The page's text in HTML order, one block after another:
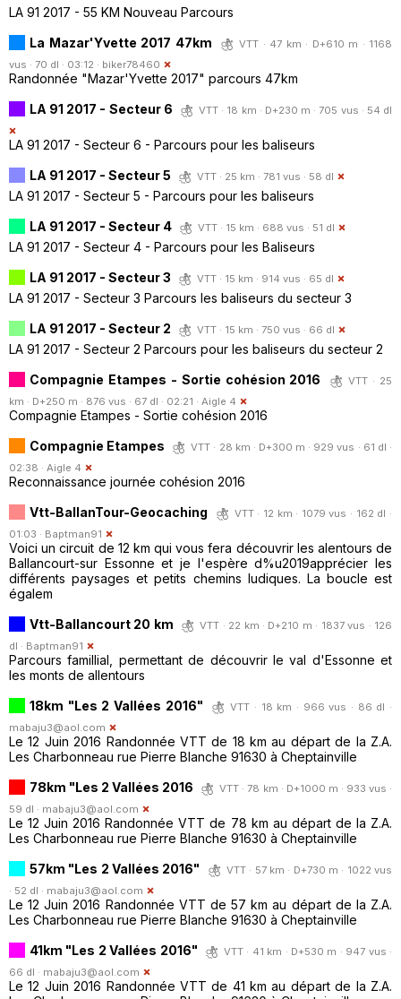
LA 91 2017 - 55 KM Nouveau Parcours
La Mazar'Yvette 2017 47km
VTT · 47 km · D+610 m · 1168
vus · 70 dl · 03:12 · biker78460
Randonnée "Mazar'Yvette 2017" parcours 47km
LA 91 2017 - Secteur 6
VTT · 18 km · D+230 m · 705 vus · 54 dl
LA 91 2017 - Secteur 6 - Parcours pour les baliseurs
LA 91 2017 - Secteur 5
VTT · 25 km · 781 vus · 58 dl
LA 91 2017 - Secteur 5 - Parcours pour les baliseurs
LA 91 2017 - Secteur 4
VTT · 15 km · 688 vus · 51 dl
LA 91 2017 - Secteur 4 - Parcours pour les Baliseurs
LA 91 2017 - Secteur 3
VTT · 15 km · 914 vus · 65 dl
LA 91 2017 - Secteur 3 Parcours les baliseurs du secteur 3
LA 91 2017 - Secteur 2
VTT · 15 km · 750 vus · 66 dl
LA 91 2017 - Secteur 2 Parcours pour les baliseurs du secteur 2
Compagnie Etampes - Sortie cohésion 2016
VTT · 25
km · D+250 m · 876 vus · 67 dl · 02:21 · Aigle 4
Compagnie Etampes - Sortie cohésion 2016
Compagnie Etampes
VTT · 28 km · D+300 m · 929 vus · 61 dl ·
02:38 · Aigle 4
Reconnaissance journée cohésion 2016
Vtt-BallanTour-Geocaching
VTT · 12 km · 1079 vus · 162 dl ·
01:03 · Baptman91
Voici un circuit de 12 km qui vous fera découvrir les alentours de
Ballancourt-sur Essonne et je l'espère d%u2019apprécier les
différents paysages et petits chemins ludiques. La boucle est
égalem
Vtt-Ballancourt 20 km
VTT · 22 km · D+210 m · 1837 vus · 126
dl · Baptman91
Parcours famillial, permettant de découvrir le val d'Essonne et
les monts de allentours
18km "Les 2 Vallées 2016"
VTT · 18 km · 966 vus · 86 dl ·
mabaju3@aol.com
Le 12 Juin 2016 Randonnée VTT de 18 km au départ de la Z.A.
Les Charbonneau rue Pierre Blanche 91630 à Cheptainville
78km "Les 2 Vallées 2016
VTT · 78 km · D+1000 m · 933 vus ·
59 dl · mabaju3@aol.com
Le 12 Juin 2016 Randonnée VTT de 78 km au départ de la Z.A.
Les Charbonneau rue Pierre Blanche 91630 à Cheptainville
57km "Les 2 Vallées 2016"
VTT · 57 km · D+730 m · 1022 vus
· 52 dl · mabaju3@aol.com
Le 12 Juin 2016 Randonnée VTT de 57 km au départ de la Z.A.
Les Charbonneau rue Pierre Blanche 91630 à Cheptainville
41km "Les 2 Vallées 2016"
VTT · 41 km · D+530 m · 947 vus ·
66 dl · mabaju3@aol.com
Le 12 Juin 2016 Randonnée VTT de 41 km au départ de la Z.A.